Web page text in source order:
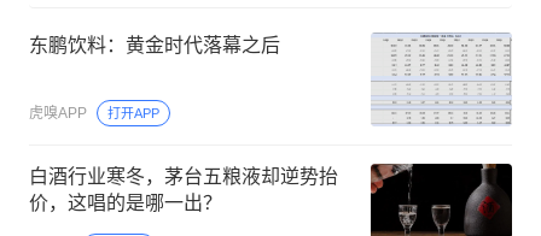
东鹏饮料：黄金时代落幕之后
虎嗅APP 打开APP
白酒行业寒冬，茅台五粮液却逆势抬
价，这唱的是哪一出？